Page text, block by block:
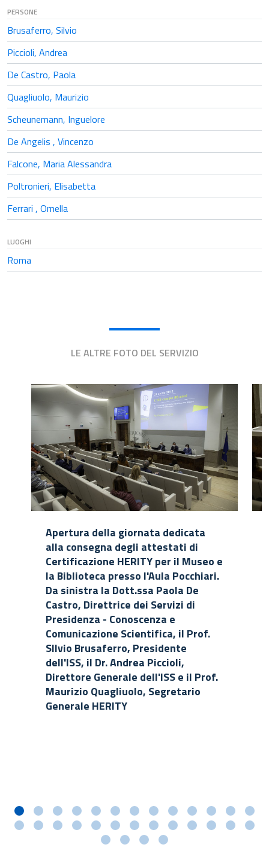
PERSONE
Brusaferro, Silvio
Piccioli, Andrea
De Castro, Paola
Quagliuolo, Maurizio
Scheunemann, Inguelore
De Angelis , Vincenzo
Falcone, Maria Alessandra
Poltronieri, Elisabetta
Ferrari , Ornella
LUOGHI
Roma
LE ALTRE FOTO DEL SERVIZIO
Apertura della giornata dedicata
alla consegna degli attestati di
Certificazione HERITY per il Museo e
la Biblioteca presso l'Aula Pocchiari.
Da sinistra la Dott.ssa Paola De
Castro, Direttrice dei Servizi di
Presidenza - Conoscenza e
Comunicazione Scientifica, il Prof.
SIlvio Brusaferro, Presidente
dell'ISS, il Dr. Andrea Piccioli,
Direttore Generale dell'ISS e il Prof.
Maurizio Quagliuolo, Segretario
Generale HERITY